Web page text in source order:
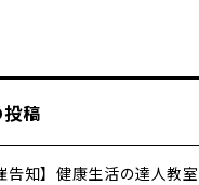
稿
告知】健康生活の達人教室